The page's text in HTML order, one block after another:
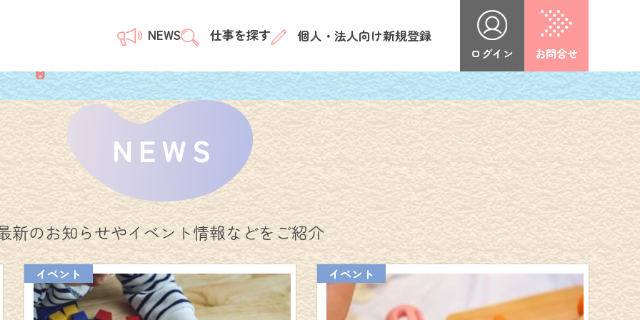
NEWS 仕事を探す 個人・法人向け新規登録
ログイン お問合せ
新のお知らせやイベント情報などをご紹介
イベント イベント